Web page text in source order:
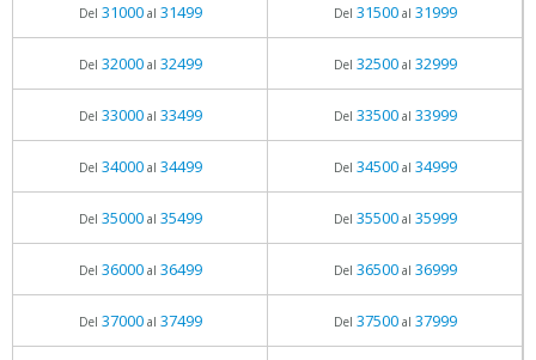
Del 31000al 31499 Del 31500al 31999
Del 32000al 32499 Del 32500al 32999
Del 33000al 33499 Del 33500al 33999
Del 34000al 34499 Del 34500al 34999
Del 35000al 35499 Del 35500al 35999
Del 36000al 36499 Del 36500al 36999
Del 37000al 37499 Del 37500al 37999